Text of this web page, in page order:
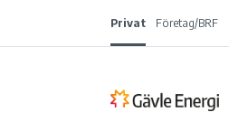
Privat Företag/BRF